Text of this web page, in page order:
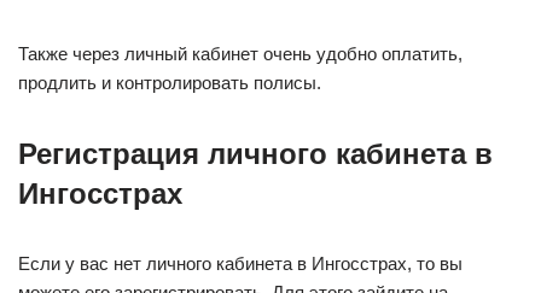
Также через личный кабинет очень удобно оплатить,
продлить и контролировать полисы.
Регистрация личного кабинета в
Ингосстрах
Если у вас нет личного кабинета в Ингосстрах, то вы